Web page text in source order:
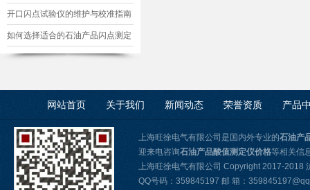
及应用
开口闪点试验仪的维护与校准指南
如何选择适合的石油产品闪点测定
仪
网站首页 关于我们 新闻动态 荣誉资质 产品
上海旺徐电气有限公司是国内外专业的石油产
迎来电咨询石油产品酸值测定仪价格等相关信
上海旺徐电气有限公司 Copyright 2017-2018
QQ号码：359845197 邮 箱：